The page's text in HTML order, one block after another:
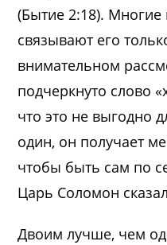
(Бытие 2:18). Многие
связывают его
внимательном
подчеркнуто слово
что это не выгодно
один, он получает
чтобы быть сам по
Царь Соломон
Двоим лучше, чем